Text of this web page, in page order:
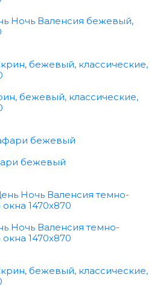
Ночь Валенсия бежевый,
бежевый, классические,
бежевый
Ночь Валенсия темно-
1470x870